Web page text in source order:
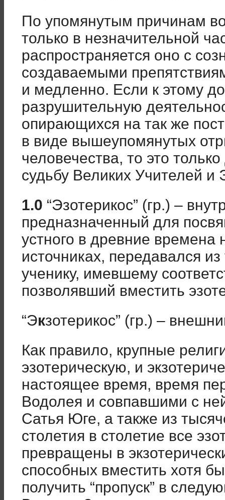
По упомянутым причинам
только в незначительной
распространяется оно с
создаваемыми
и медленно. Если к этому
разрушительную
опирающихся на так же
в виде вышеупомянутых
человечества, то это
судьбу Великих Учителей и
1.0 “Эзотерикос” (гр.) –
предназначенный для
устного в древние
источниках, передавался
ученику, имевшему
позволявший вместить
“Экзотерикос” (гр.) –
Как правило, крупные
эзотерическую, и
настоящее время, время
Водолея и совпавшими с
Сатья Юге, а также из
столетия в столетие все
превращены в
способных вместить хотя
получить “пропуск” в